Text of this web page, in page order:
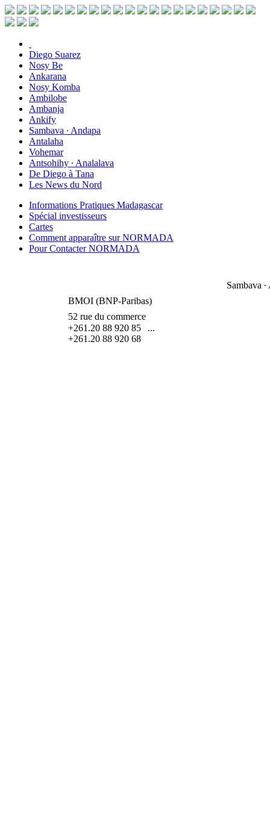
Diego Suarez
Nosy Be
Ankarana
Nosy Komba
Ambilobe
Ambanja
Ankify
Sambava ∙ Andapa
Antalaha
Vohemar
Antsohihy ∙ Analalava
De Diego à Tana
Les News du Nord
Informations Pratiques Madagascar
Spécial investisseurs
Cartes
Comment apparaître sur NORMADA
Pour Contacter NORMADA
Sambava
BMOI (BNP-Paribas)
52 rue du commerce
+261.20 88 920 85
+261.20 88 920 68
...